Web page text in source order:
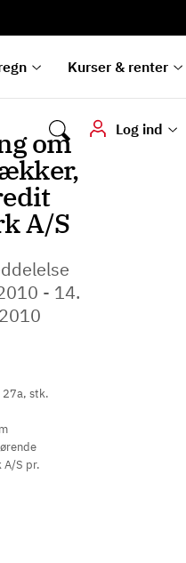
Kurser & renter
Log ind
om
A/S
- 14.
stk.
A/S pr.